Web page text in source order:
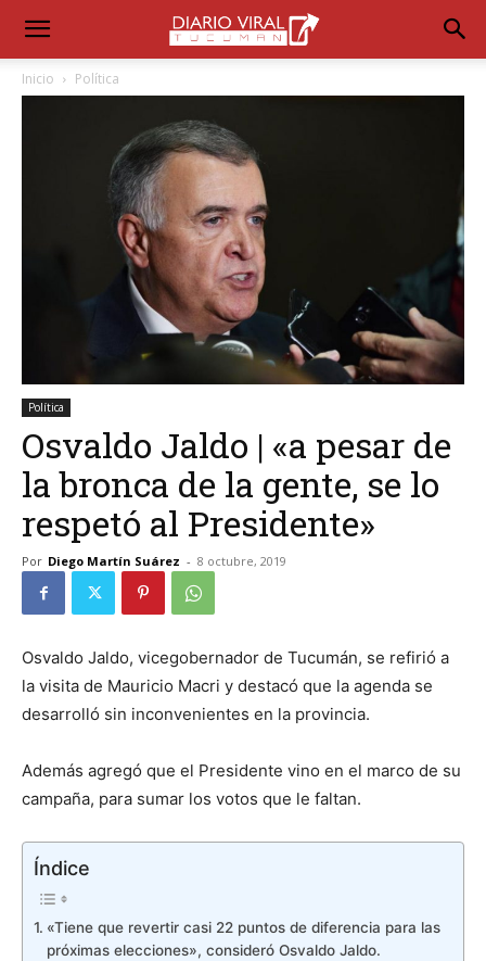
Inicio Política
Política
Osvaldo Jaldo | «a pesar de
la bronca de la gente, se lo
respetó al Presidente»
Por Diego Martín Suárez - 8 octubre, 2019
Osvaldo Jaldo, vicegobernador de Tucumán, se refirió a
la visita de Mauricio Macri y destacó que la agenda se
desarrolló sin inconvenientes en la provincia.
Además agregó que el Presidente vino en el marco de su
campaña, para sumar los votos que le faltan.
Índice
«Tiene que revertir casi 22 puntos de diferencia para las
próximas elecciones», consideró Osvaldo Jaldo.